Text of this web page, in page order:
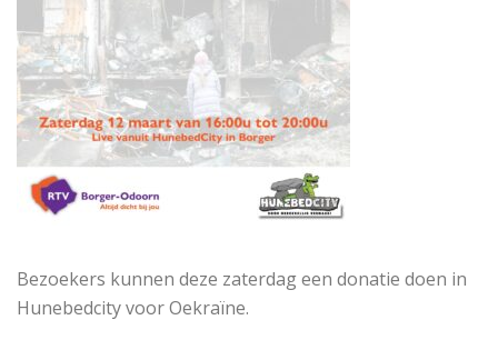
Bezoekers kunnen deze zaterdag een donatie doen in
Hunebedcity voor Oekraïne.